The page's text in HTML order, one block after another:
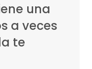
una
a veces
te